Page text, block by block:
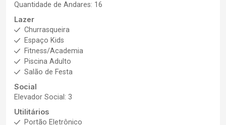
Quantidade de Andares: 16
Lazer
Churrasqueira
Espaço Kids
Fitness/Academia
Piscina Adulto
Salão de Festa
Social
Elevador Social: 3
Utilitários
Portão Eletrônico